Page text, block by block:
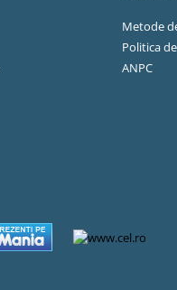
Metode
Politica
ANPC